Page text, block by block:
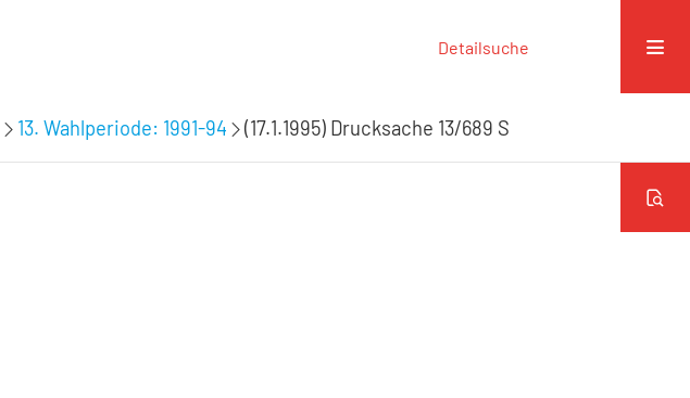
Detailsuche
13. Wahlperiode: 1991-94 (17.1.1995) Drucksache 13/689 S